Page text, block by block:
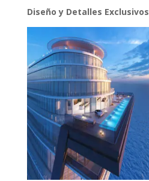
Diseño y Detalles Exclusivos